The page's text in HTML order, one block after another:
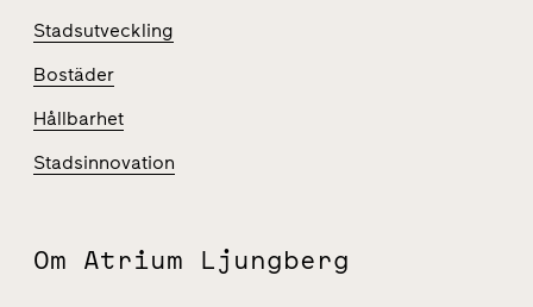
Stadsutveckling
Bostäder
Hållbarhet
Stadsinnovation
Om Atrium Ljungberg